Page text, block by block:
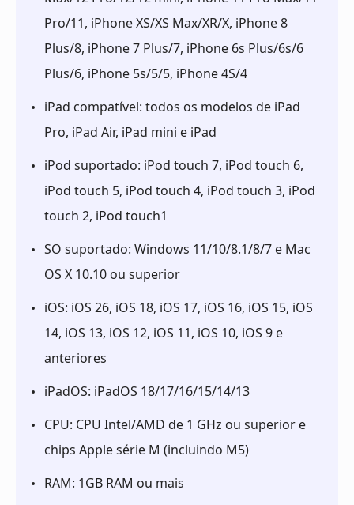
Pro/11, iPhone XS/XS Max/XR/X, iPhone 8
Plus/8, iPhone 7 Plus/7, iPhone 6s Plus/6s/6
Plus/6, iPhone 5s/5/5, iPhone 4S/4
iPad compatível: todos os modelos de iPad
Pro, iPad Air, iPad mini e iPad
iPod suportado: iPod touch 7, iPod touch 6,
iPod touch 5, iPod touch 4, iPod touch 3, iPod
touch 2, iPod touch1
SO suportado: Windows 11/10/8.1/8/7 e Mac
OS X 10.10 ou superior
iOS: iOS 26, iOS 18, iOS 17, iOS 16, iOS 15, iOS
14, iOS 13, iOS 12, iOS 11, iOS 10, iOS 9 e
anteriores
iPadOS: iPadOS 18/17/16/15/14/13
CPU: CPU Intel/AMD de 1 GHz ou superior e
chips Apple série M (incluindo M5)
RAM: 1GB RAM ou mais